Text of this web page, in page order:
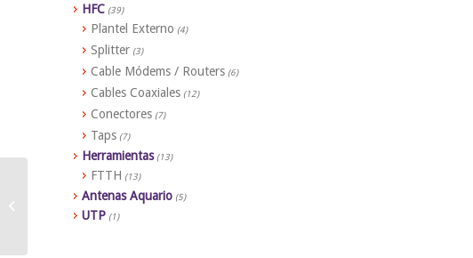
HFC (39)
Plantel Externo (4)
Splitter (3)
Cable Módems / Routers (6)
Cables Coaxiales (12)
Conectores (7)
Taps (7)
Herramientas (13)
FTTH (13)
Antenas Aquario (5)
UTP (1)
Zunchadora con Cricket